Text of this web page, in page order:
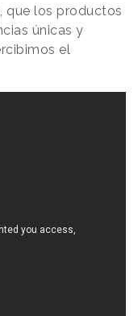
que los productos
únicas y
el